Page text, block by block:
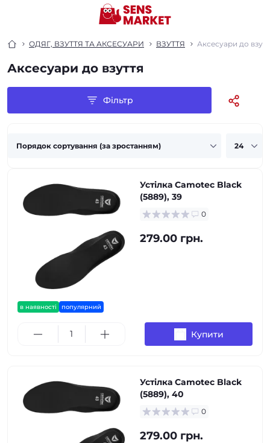
ОДЯГ, ВЗУТТЯ ТА АКСЕСУАРИ ВЗУТТЯ Аксесуари до
Аксесуари до взуття
Фільтр
в наявності популярний
Устілка Camotec Black
(5889), 39
0
279.00 грн.
Купити
Устілка Camotec Black
(5889), 40
0
279.00 грн.